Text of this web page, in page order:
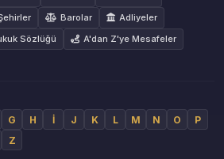
Barolar
Adliyeler
Sözlüğü
A'dan Z'ye Mesafeler
G H İ J K L M N O
P
Z